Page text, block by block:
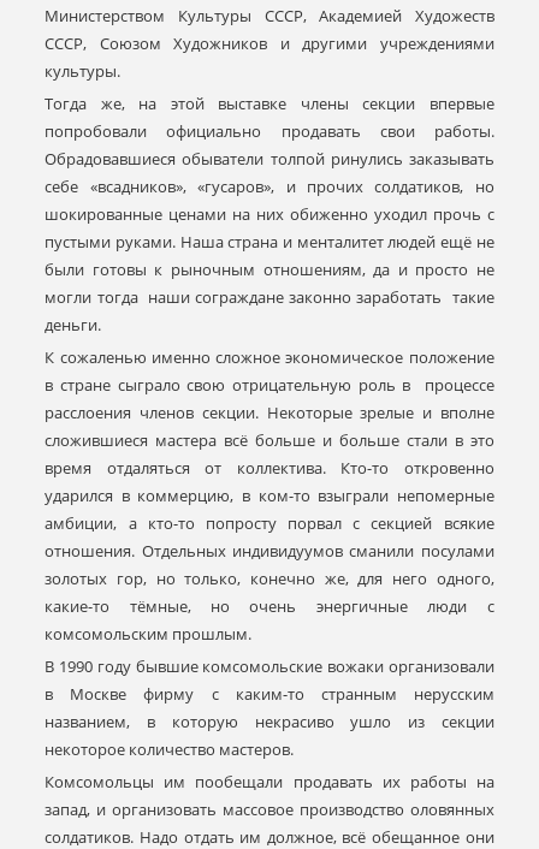
Министерством Культуры СССР, Академией Художеств
СССР, Союзом Художников и другими учреждениями
культуры.
Тогда же, на этой выставке члены секции впервые
попробовали официально продавать свои работы.
Обрадовавшиеся обыватели толпой ринулись заказывать
себе «всадников», «гусаров», и прочих солдатиков, но
шокированные ценами на них обиженно уходил прочь с
пустыми руками. Наша страна и менталитет людей ещё не
были готовы к рыночным отношениям, да и просто не
могли тогда наши сограждане законно заработать такие
деньги.
К сожаленью именно сложное экономическое положение
в стране сыграло свою отрицательную роль в процессе
расслоения членов секции. Некоторые зрелые и вполне
сложившиеся мастера всё больше и больше стали в это
время отдаляться от коллектива. Кто-то откровенно
ударился в коммерцию, в ком-то взыграли непомерные
амбиции, а кто-то попросту порвал с секцией всякие
отношения. Отдельных индивидуумов сманили посулами
золотых гор, но только, конечно же, для него одного,
какие-то тёмные, но очень энергичные люди с
комсомольским прошлым.
В 1990 году бывшие комсомольские вожаки организовали
в Москве фирму с каким-то странным нерусским
названием, в которую некрасиво ушло из секции
некоторое количество мастеров.
Комсомольцы им пообещали продавать их работы на
запад, и организовать массовое производство оловянных
солдатиков. Надо отдать им должное, всё обещанное они